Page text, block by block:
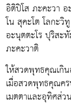
อิติปิโส ภะคะวา
โน สุคะโต โลกะวิทู
อะนุตตะโร ปุริสะ
ภะคะวาติ
ให้สวดพุทธคุณเกิ
เมื่อสวดพุทธคุณค
เมตตาและอุทิศส่